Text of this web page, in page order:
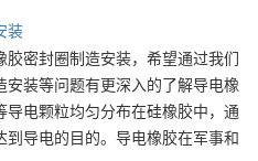
装
密封圈制造安装，希望通过我们
安装等问题有更深入的了解导电橡
导电颗粒均匀分布在硅橡胶中，通
导电的目的。导电橡胶在军事和